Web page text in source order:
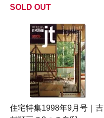
SOLD OUT
住宅特集1998年9月号｜吉